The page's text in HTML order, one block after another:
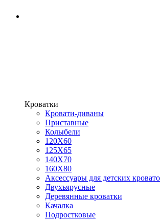
Кроватки
Кровати-диваны
Приставные
Колыбели
120Х60
125X65
140Х70
160Х80
Аксессуары для детских
Двухъярусные
Деревянные кроватки
Качалка
Подростковые